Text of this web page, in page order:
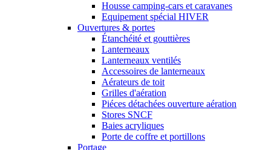
Housse camping-cars et caravanes
Equipement spécial HIVER
Ouvertures & portes
Étanchéité et gouttières
Lanterneaux
Lanterneaux ventilés
Accessoires de lanterneaux
Aérateurs de toit
Grilles d'aération
Piéces détachées ouverture aération
Stores SNCF
Baies acryliques
Porte de coffre et portillons
Portage